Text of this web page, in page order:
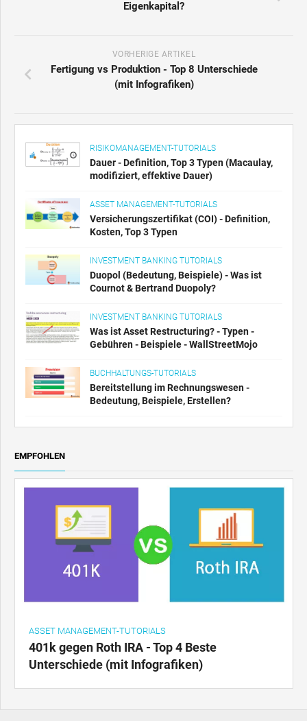
Eigenkapital?
VORHERIGE ARTIKEL
Fertigung vs Produktion - Top 8 Unterschiede
(mit Infografiken)
RISIKOMANAGEMENT-TUTORIALS
Dauer - Definition, Top 3 Typen (Macaulay,
modifiziert, effektive Dauer)
ASSET MANAGEMENT-TUTORIALS
Versicherungszertifikat (COI) - Definition,
Kosten, Top 3 Typen
INVESTMENT BANKING TUTORIALS
Duopol (Bedeutung, Beispiele) - Was ist
Cournot & Bertrand Duopoly?
INVESTMENT BANKING TUTORIALS
Was ist Asset Restructuring? - Typen -
Gebühren - Beispiele - WallStreetMojo
BUCHHALTUNGS-TUTORIALS
Bereitstellung im Rechnungswesen -
Bedeutung, Beispiele, Erstellen?
EMPFOHLEN
ASSET MANAGEMENT-TUTORIALS
401k gegen Roth IRA - Top 4 Beste
Unterschiede (mit Infografiken)